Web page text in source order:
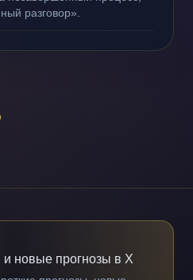
разговор».
и новые прогнозы в X